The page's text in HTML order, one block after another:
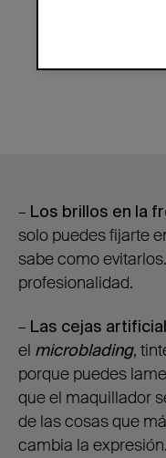
– Los brillos en la
solo puedes fijarte
sabe como
profesionalidad.
– Las cejas
el microblading,
porque puedes
que el maquillador
de las cosas que
cambia la expresión.